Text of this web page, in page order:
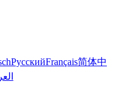
РусскийFrançais简体中